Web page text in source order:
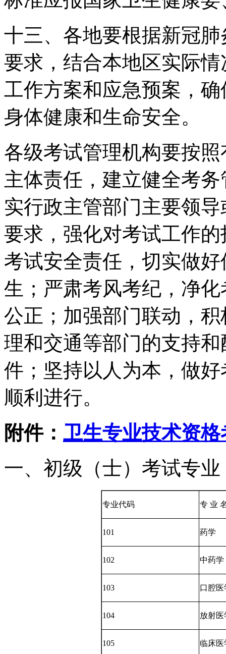
十三、各地要根据新冠
要求，结合本地区实际
工作方案和应急预案，
身体健康和生命安全。
各级考试管理机构要按
主体责任，建立健全考
实行政主管部门主要领
要求，强化对考试工作
考试安全责任，切实做
生；严肃考风考纪，净
公正；加强部门联动，
理和交通等部门的支持
件；坚持以人为本，做
顺利进行。
附件： 卫生专业技术资格
一、初级（士）考试专业
专业代码 专 业
101 药学
102 中药学
103 口腔
104 放射
105 临床